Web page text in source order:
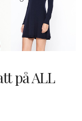
på ALL